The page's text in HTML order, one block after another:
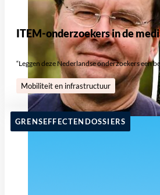
ITEM-onderzoekers in de
“Leggen deze Nederlandse onderzoekers een
Mobiliteit en infrastructuur
GRENSEFFECTENDOSSIERS